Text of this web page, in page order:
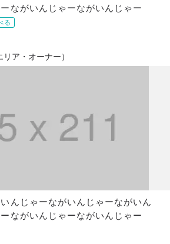
ながいんじゃーながいんじゃー
る
ア・オーナー）
んじゃーながいんじゃーながいん
ながいんじゃーながいんじゃー